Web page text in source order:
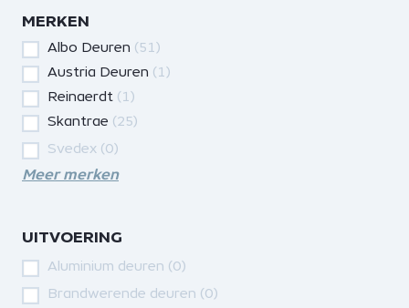
MERKEN
Albo Deuren (51)
Austria Deuren (1)
Reinaerdt (1)
Skantrae (25)
Svedex (0)
Meer merken
UITVOERING
Aluminium deuren (0)
Brandwerende deuren (0)